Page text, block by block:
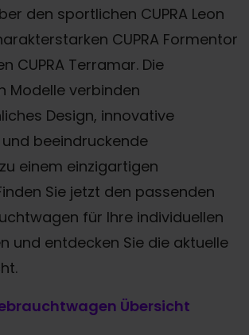
den sportlichen CUPRA Leon
CUPRA Formentor
CUPRA Terramar. Die
Modelle verbinden
Design, innovative
beeindruckende
einem einzigartigen
Sie jetzt den passenden
für Ihre individuellen
und entdecken Sie die aktuelle
Übersicht